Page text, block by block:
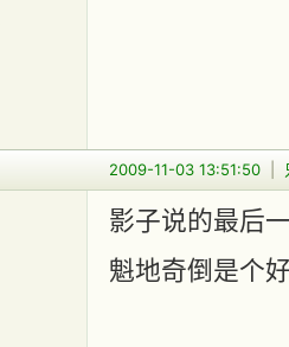
2009-11-03 13:51:50
影子说的最后
魁地奇倒是个